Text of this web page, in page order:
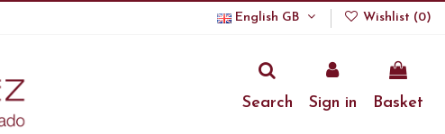
English GB Wishlist (0)
Search Sign in Basket